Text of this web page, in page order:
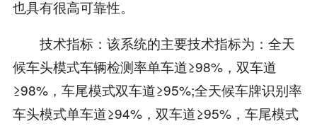
也具有很高可靠性。
技术指标：该系统的主要技术指标为：全天
候车头模式车辆检测率单车道≥98%，双车道
≥98%，车尾模式双车道≥95%;全天候车牌识别率
车头模式单车道≥94%，双车道≥95%，车尾模式